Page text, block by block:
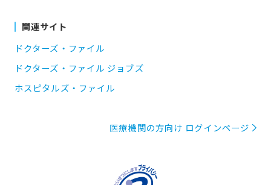
関連サイト
ドクターズ・ファイル
ドクターズ・ファイル ジョブズ
ホスピタルズ・ファイル
医療機関の方向け ログインページ